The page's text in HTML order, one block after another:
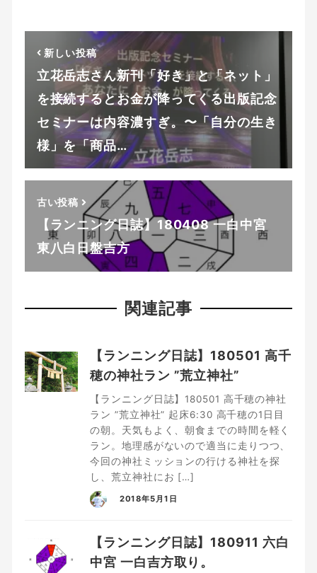
新しい投稿
立花岳志さん新刊「好き」と「ネット」
を接続するとお金が降ってくる出版記念
セミナーは内容濃すぎ。〜「自分の生き
様」を「商品…
古い投稿
【ランニング日誌】180408 一白中宮
東八白日盤吉方
関連記事
【ランニング日誌】180501 高千
穂の神社ラン ”荒立神社”
【ランニング日誌】180501 高千穂の神社
ラン ”荒立神社” 起床6:30 高千穂の1日目
の朝。天気もよく、朝食までの時間を軽く
ラン。地理感がないので適当に走りつつ、
今回の神社ミッションの行ける神社を探
し、荒立神社にお […]
2018年5月1日
【ランニング日誌】180911 六白
中宮 一白吉方取り。